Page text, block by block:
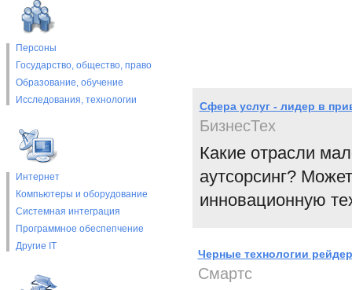
Персоны
Государство, общество, право
Образование, обучение
Исследования, технологии
Интернет
Компьютеры и оборудование
Системная интеграция
Программное обеспепчение
Другие IT
Сфера услуг - лидер в
БизнесТех
Какие отрасли
аутсорсинг?
инновационную
Черные технологии
Смартс